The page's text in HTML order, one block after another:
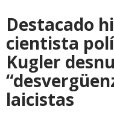
Destacado
cientista
Kugler
laicistas